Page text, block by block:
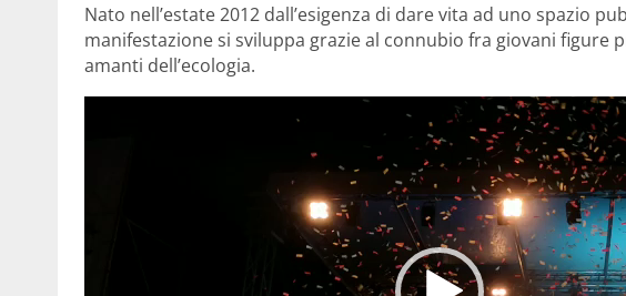
Nato nell’estate 2012 dall’esigenza di dare vita ad uno spazio
manifestazione si sviluppa grazie al connubio fra giovani figure
amanti dell’ecologia.